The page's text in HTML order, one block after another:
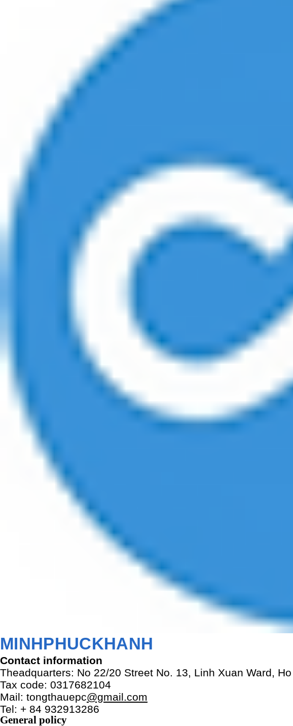
MINHPHUCKHANH
Contact information
Theadquarters: No ​22/20 Street No. 13, Linh Xuan Ward,
Tax code: 0317682104
Mail: tongthauepc@gmail.com
Tel: + 84 932913286
General policy